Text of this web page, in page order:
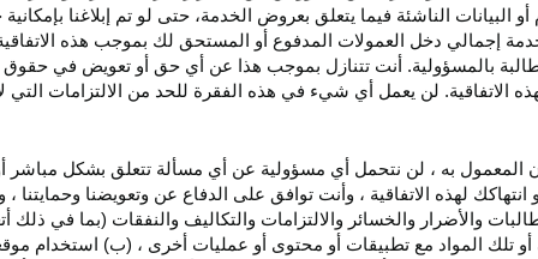
أو البيانات الناشئة فيما يتعلق بعروض الخدمة، حتى لو تم إبلاغنا
إجمالي دخل العمولات المدفوع أو المستحق لك بموجب هذه
بالمسؤولية. أنت تتنازل بموجب هذا عن أي حق أو تعويض في
الاتفاقية. لن يعمل أي شيء في هذه الفقرة للحد من الالتزامات التي
المعمول به ، لن نتحمل أي مسؤولية عن أي مسألة تتعلق بشكل مباشر
لهذه الاتفاقية ، وأنت توافق على الدفاع عن وتعويضنا وحمايتنا
والأضرار والخسائر والالتزامات والتكاليف والنفقات (بما في
تلك المواد مع تطبيقات أو محتوى أو عمليات أخرى ، (ب) استخدام موقعك